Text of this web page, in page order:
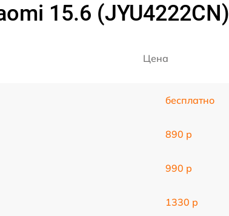
15.6 (JYU4222CN)
Цена
бесплатно
890 р
990 р
1330 р